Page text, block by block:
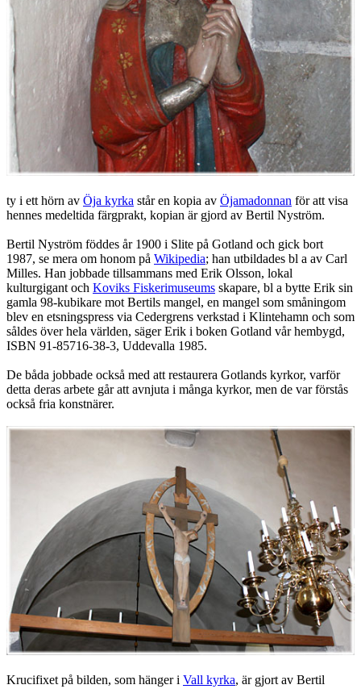
ty i ett hörn av Öja kyrka står en kopia av Öjamadonnan för att visa
hennes medeltida färgprakt, kopian är gjord av Bertil Nyström.
Bertil Nyström föddes år 1900 i Slite på Gotland och gick bort
1987, se mera om honom på Wikipedia; han utbildades bl a av Carl
Milles. Han jobbade tillsammans med Erik Olsson, lokal
kulturgigant och Koviks Fiskerimuseums skapare, bl a bytte Erik sin
gamla 98-kubikare mot Bertils mangel, en mangel som småningom
blev en etsningspress via Cedergrens verkstad i Klintehamn och som
såldes över hela världen, säger Erik i boken Gotland vår hembygd,
ISBN 91-85716-38-3, Uddevalla 1985.
De båda jobbade också med att restaurera Gotlands kyrkor, varför
detta deras arbete går att avnjuta i många kyrkor, men de var förstås
också fria konstnärer.
Krucifixet på bilden, som hänger i Vall kyrka, är gjort av Bertil